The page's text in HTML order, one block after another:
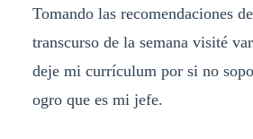
Tomando las recomendaciones
transcurso de la semana visité
deje mi currículum por si no
ogro que es mi jefe.